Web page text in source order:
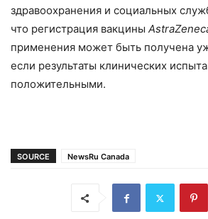
здравоохранения и социальных
что регистрация вакцины
применения может быть получена
если результаты клинических
положительными.
SOURCE NewsRu Canada